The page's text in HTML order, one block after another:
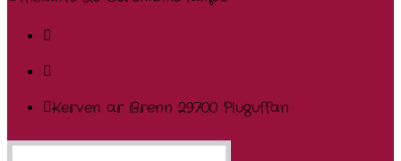
Kerven ar Brenn 29700 Pluguffan